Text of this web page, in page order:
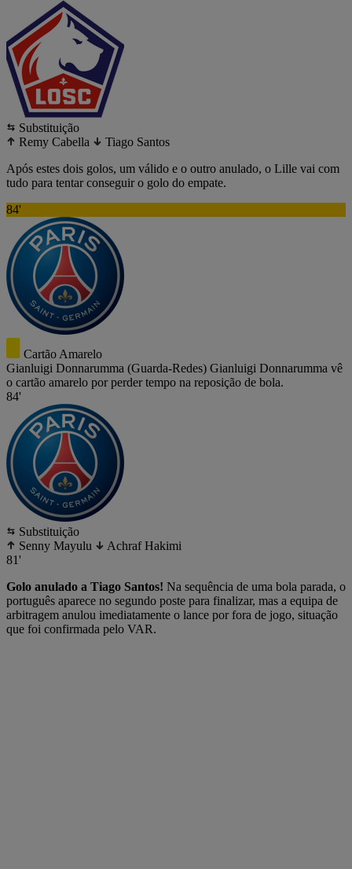
Substituição
Remy Cabella
Tiago Santos
Após estes dois golos, um válido e o outro anulado, o Lille vai com
tudo para tentar conseguir o golo do empate.
84'
Cartão Amarelo
Gianluigi Donnarumma (Guarda-Redes) Gianluigi Donnarumma vê
o cartão amarelo por perder tempo na reposição de bola.
84'
Substituição
Senny Mayulu
Achraf Hakimi
81'
Golo anulado a Tiago Santos! Na sequência de uma bola parada, o
português aparece no segundo poste para finalizar, mas a equipa de
arbitragem anulou imediatamente o lance por fora de jogo, situação
que foi confirmada pelo VAR.